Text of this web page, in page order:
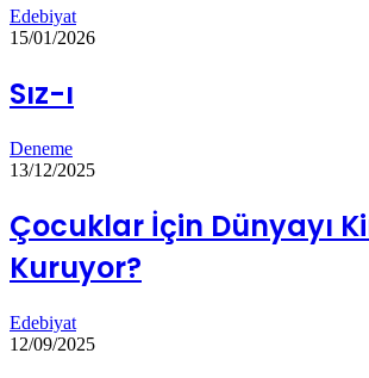
Edebiyat
15/01/2026
Sız-ı
Deneme
13/12/2025
Çocuklar İçin Dünyayı
Kuruyor?
Edebiyat
12/09/2025